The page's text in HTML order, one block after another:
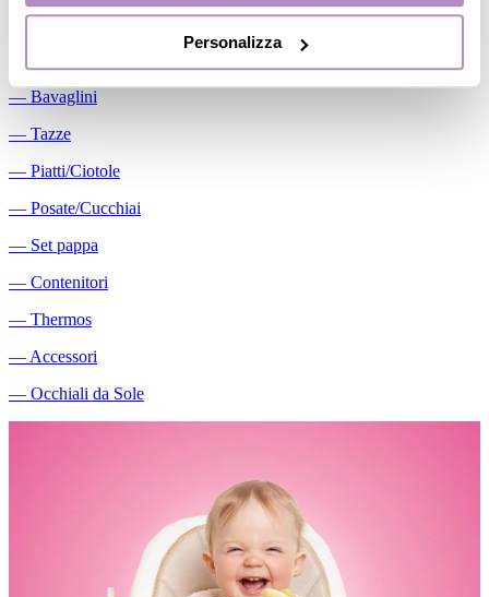
Personalizza
―Massaggiagengive
― Bavaglini
― Tazze
― Piatti/Ciotole
― Posate/Cucchiai
― Set pappa
― Contenitori
― Thermos
― Accessori
― Occhiali da Sole